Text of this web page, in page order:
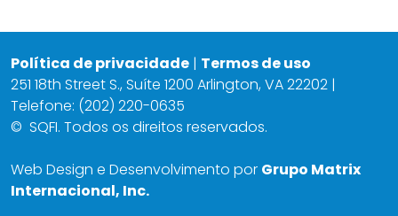
Política de privacidade | Termos de uso
251 18th Street S., Suíte 1200 Arlington, VA 22202 |
Telefone: (202) 220-0635
© SQFI. Todos os direitos reservados.
Web Design e Desenvolvimento por Grupo Matrix
Internacional, Inc.